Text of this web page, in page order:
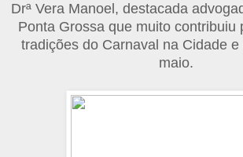
Drª Vera Manoel, destacada
Ponta Grossa que muito contribuiu
tradições do Carnaval na Cidade
maio.